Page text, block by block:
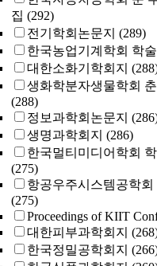
집 (292)
전기학회논문지 (289)
한국농업기계학회 학
대한소화기학회지
생화학분자생물학회
(288)
정보과학회논문지
생명과학회지 (286)
한국멀티미디어학회
(275)
항공우주시스템공학
(275)
Proceedings of KIIT
대한피부과학회지
한국정밀공학회지